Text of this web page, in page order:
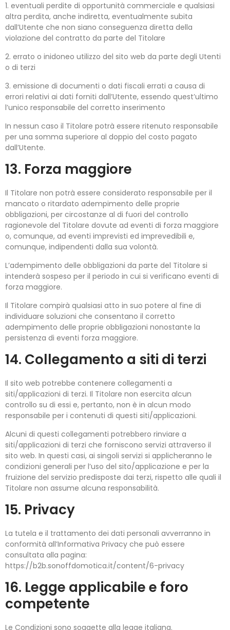
1. eventuali perdite di opportunità commerciale e qualsiasi
altra perdita, anche indiretta, eventualmente subita
dall’Utente che non siano conseguenza diretta della
violazione del contratto da parte del Titolare
2. errato o inidoneo utilizzo del sito web da parte degli Utenti
o di terzi
3. emissione di documenti o dati fiscali errati a causa di
errori relativi ai dati forniti dall’Utente, essendo quest’ultimo
l’unico responsabile del corretto inserimento
In nessun caso il Titolare potrà essere ritenuto responsabile
per una somma superiore al doppio del costo pagato
dall’Utente.
13. Forza maggiore
Il Titolare non potrà essere considerato responsabile per il
mancato o ritardato adempimento delle proprie
obbligazioni, per circostanze al di fuori del controllo
ragionevole del Titolare dovute ad eventi di forza maggiore
o, comunque, ad eventi imprevisti ed imprevedibili e,
comunque, indipendenti dalla sua volontà.
L’adempimento delle obbligazioni da parte del Titolare si
intenderà sospeso per il periodo in cui si verificano eventi di
forza maggiore.
Il Titolare compirà qualsiasi atto in suo potere al fine di
individuare soluzioni che consentano il corretto
adempimento delle proprie obbligazioni nonostante la
persistenza di eventi forza maggiore.
14. Collegamento a siti di terzi
Il sito web potrebbe contenere collegamenti a
siti/applicazioni di terzi. Il Titolare non esercita alcun
controllo su di essi e, pertanto, non è in alcun modo
responsabile per i contenuti di questi siti/applicazioni.
Alcuni di questi collegamenti potrebbero rinviare a
siti/applicazioni di terzi che forniscono servizi attraverso il
sito web. In questi casi, ai singoli servizi si applicheranno le
condizioni generali per l’uso del sito/applicazione e per la
fruizione del servizio predisposte dai terzi, rispetto alle quali il
Titolare non assume alcuna responsabilità.
15. Privacy
La tutela e il trattamento dei dati personali avverranno in
conformità all’Informativa Privacy che può essere
consultata alla pagina:
https://b2b.sonoffdomotica.it/content/6-privacy
16. Legge applicabile e foro
competente
Le Condizioni sono soggette alla legge italiana.